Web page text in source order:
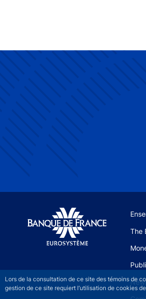
Lors de la consultation de ce site des témoins de
gestion de ce site requiert l’utilisation de cookies
The